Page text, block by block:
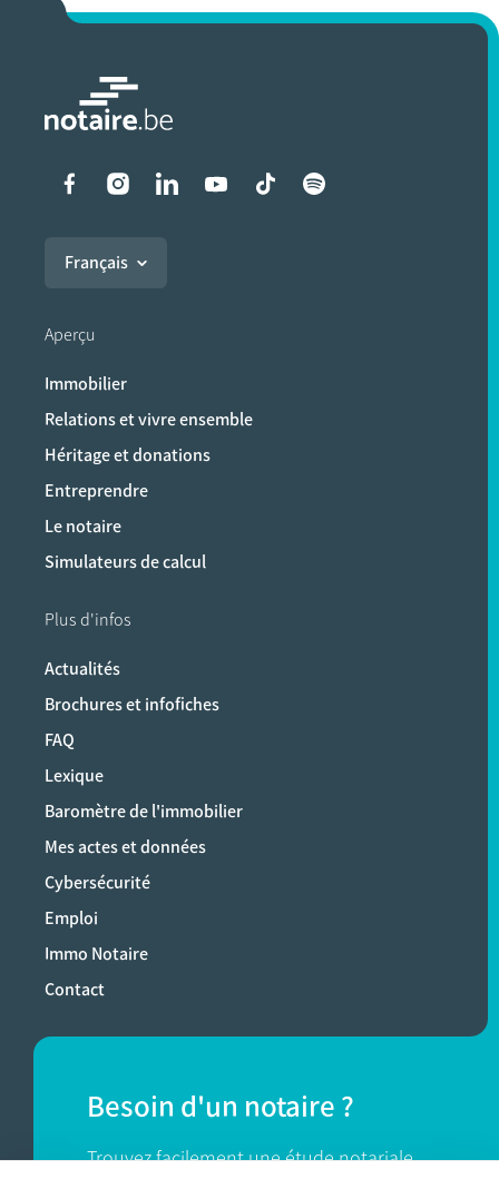
Liens vers les réseaux
Français
Aperçu
Immobilier
Relations et vivre ensemble
Héritage et donations
Entreprendre
Le notaire
Simulateurs de calcul
Plus d'infos
Actualités
Brochures et infofiches
FAQ
Lexique
Baromètre de l'immobilier
Mes actes et données
Cybersécurité
Emploi
Immo Notaire
Contact
Besoin d'un notaire ?
Trouvez facilement une étude notariale